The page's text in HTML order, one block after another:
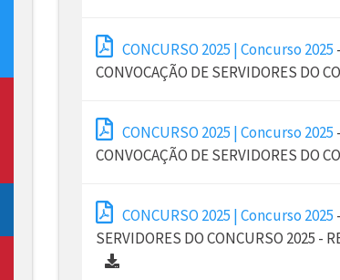
CONCURSO 2025 | Concurso 2025
CONVOCAÇÃO DE SERVIDORES DO
CONCURSO 2025 | Concurso 2025
CONVOCAÇÃO DE SERVIDORES DO
CONCURSO 2025 | Concurso 2025
SERVIDORES DO CONCURSO 2025 -